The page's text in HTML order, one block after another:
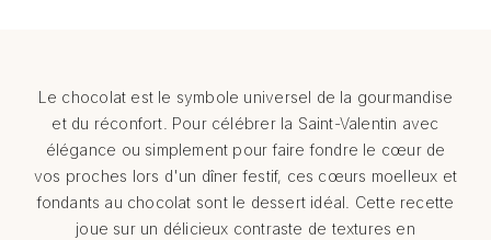
Le chocolat est le symbole universel de la gourmandise
et du réconfort. Pour célébrer la Saint-Valentin avec
élégance ou simplement pour faire fondre le cœur de
vos proches lors d'un dîner festif, ces cœurs moelleux et
fondants au chocolat sont le dessert idéal. Cette recette
joue sur un délicieux contraste de textures en